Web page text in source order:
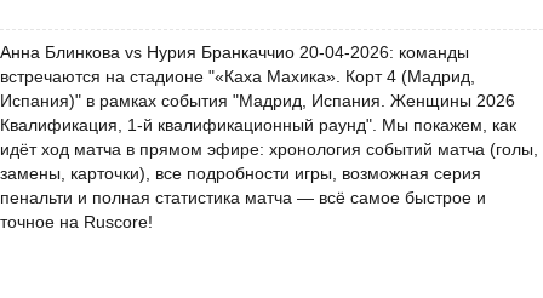
Анна Блинкова vs Нурия Бранкаччио 20-04-2026: команды
встречаются на стадионе "«Каха Махика». Корт 4 (Мадрид,
Испания)" в рамках события "Мадрид, Испания. Женщины 2026
Квалификация, 1-й квалификационный раунд". Мы покажем, как
идёт ход матча в прямом эфире: хронология событий матча (голы,
замены, карточки), все подробности игры, возможная серия
пенальти и полная статистика матча — всё самое быстрое и
точное на Ruscore!